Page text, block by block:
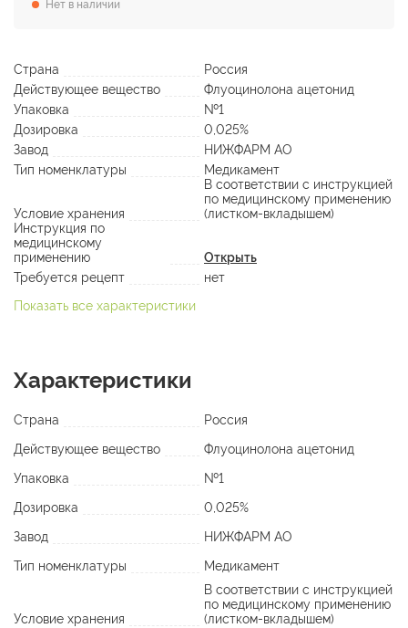
Нет в наличии
Страна
Россия
Действующее вещество
Флуоцинолона ацетонид
Упаковка
№1
Дозировка
0,025%
Завод
НИЖФАРМ АО
Тип номенклатуры
Медикамент
Условие хранения
В соответствии с инструкцией
по медицинскому применению
(листком-вкладышем)
Инструкция по
медицинскому
применению
Открыть
Требуется рецепт
нет
Показать все характеристики
Характеристики
Страна
Россия
Действующее вещество
Флуоцинолона ацетонид
Упаковка
№1
Дозировка
0,025%
Завод
НИЖФАРМ АО
Тип номенклатуры
Медикамент
Условие хранения
В соответствии с инструкцией
по медицинскому применению
(листком-вкладышем)